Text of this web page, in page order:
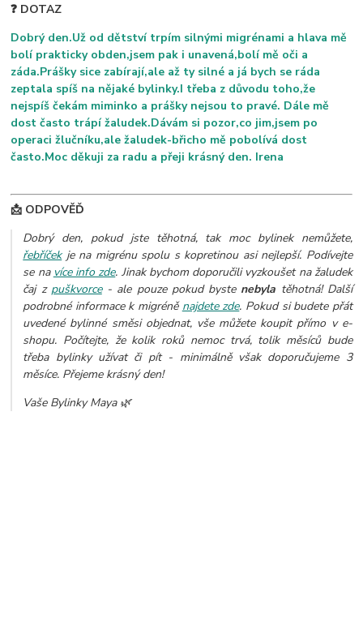
❓ DOTAZ
Dobrý den.Už od dětství trpím silnými migrénami a hlava mě
bolí prakticky obden,jsem pak i unavená,bolí mě oči a
záda.Prášky sice zabírají,ale až ty silné a já bych se ráda
zeptala spíš na nějaké bylinky.I třeba z důvodu toho,že
nejspíš čekám miminko a prášky nejsou to pravé. Dále mě
dost často trápí žaludek.Dávám si pozor,co jim,jsem po
operaci žlučníku,ale žaludek-břicho mě pobolívá dost
často.Moc děkuji za radu a přeji krásný den. Irena
📩 ODPOVĚĎ
Dobrý den, pokud jste těhotná, tak moc bylinek nemůžete,
řebříčekje na migrénu spolu s kopretinou asi nejlepší. Podívejte
se na více info zde. Jinak bychom doporučili vyzkoušet na žaludek
čaj z puškvorce- ale pouze pokud byste nebyla těhotná! Další
podrobné informace k migréně najdete zde. Pokud si budete přát
uvedené bylinné směsi objednat, vše můžete koupit přímo v e-
shopu. Počítejte, že kolik roků nemoc trvá, tolik měsíců bude
třeba bylinky užívat či pít - minimálně však doporučujeme 3
měsíce. Přejeme krásný den!
Vaše Bylinky Maya 🌿